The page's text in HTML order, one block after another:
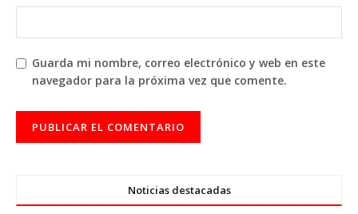
Guarda mi nombre, correo electrónico y web en este
navegador para la próxima vez que comente.
Noticias destacadas